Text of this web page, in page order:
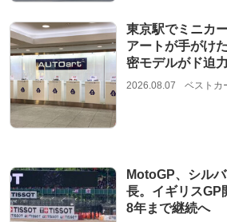
東京駅でミニカ
アートが手がけ
密モデルがド迫
2026.08.07 ベストカ
MotoGP、シル
長。イギリスGP
8年まで継続へ